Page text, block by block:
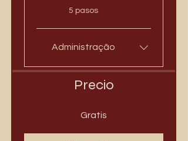
.
5 pasos
Administração
Precio
Gratis